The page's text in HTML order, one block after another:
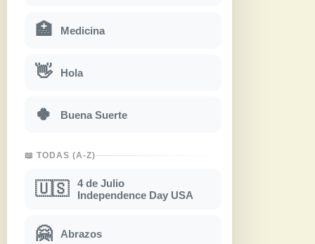
🏥 Medicina
👋 Hola
🍀 Buena Suerte
📖 TODAS (A-Z)
🇺🇸
4 de Julio
Independence Day USA
🤗 Abrazos